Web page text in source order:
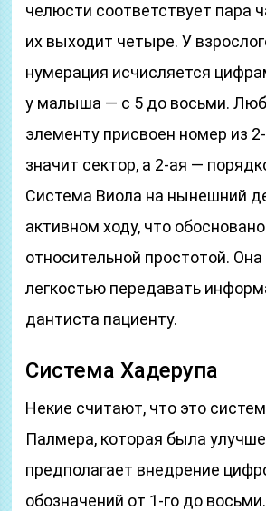
челюсти соответствует пара
их выходит четыре. У
нумерация исчисляется
у малыша — с 5 до восьми.
элементу присвоен номер из
значит сектор, а 2-ая —
Система Виола на нынешний
активном ходу, что
относительной простотой.
легкостью передавать
дантиста пациенту.
Система Хадерупа
Некие считают, что это
Палмера, которая была
предполагает внедрение
обозначений от 1-го до